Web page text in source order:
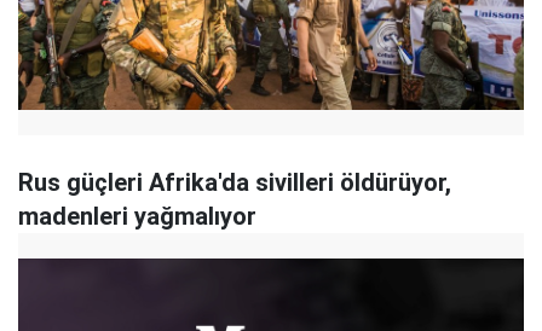
Rus güçleri Afrika'da sivilleri öldürüyor,
madenleri yağmalıyor